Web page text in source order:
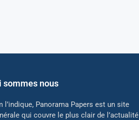
sommes nous
l’indique, Panorama Papers est un site
qui couvre le plus clair de l’actualité